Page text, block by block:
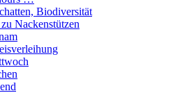
Biodiversität
Nackenstützen